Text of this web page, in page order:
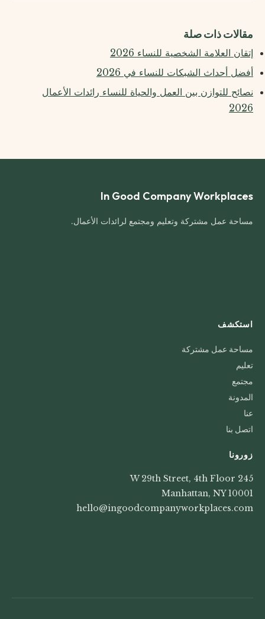
مقالات ذات صلة
إتقان العلامة الشخصية للنساء 2026
أفضل أحداث الشبكات للنساء في 2026
نصائح للتوازن بين العمل والحياة للنساء رائدات الأعمال
2026
In Good Company Workplaces
مساحة عمل مشتركة وتعليم ومجتمع لرائدات الأعمال.
استكشف
مساحة عمل مشتركة
تعليم
مجتمع
المدونة
عنا
اتصل بنا
زورونا
245 W 29th Street, 4th Floor
Manhattan, NY 10001
hello@ingoodcompanyworkplaces.com